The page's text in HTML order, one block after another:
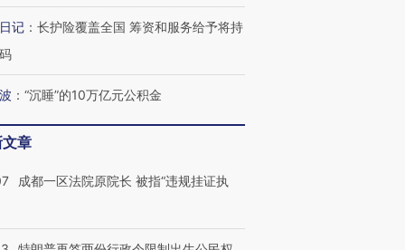
记 ： 长护险覆盖全国 筹资和服务给予将持
： “沉睡”的10万亿元公积金
章
成都一区法院原院长 被指“违规挂证执